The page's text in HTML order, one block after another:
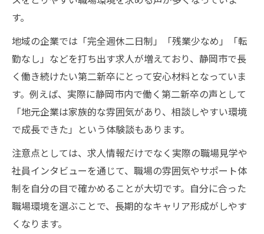
す。
地域の企業では「完全週休二日制」「残業少なめ」「転
勤なし」などを打ち出す求人が増えており、静岡市で長
く働き続けたい第二新卒にとって安心材料となっていま
す。例えば、実際に静岡市内で働く第二新卒の声として
「地元企業は家族的な雰囲気があり、相談しやすい環境
で成長できた」という体験談もあります。
注意点としては、求人情報だけでなく実際の職場見学や
社員インタビューを通じて、職場の雰囲気やサポート体
制を自分の目で確かめることが大切です。自分に合った
職場環境を選ぶことで、長期的なキャリア形成がしやす
くなります。